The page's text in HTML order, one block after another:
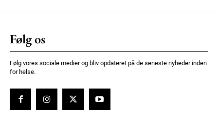
Følg os
Følg vores sociale medier og bliv opdateret på de seneste nyheder inden
for helse.